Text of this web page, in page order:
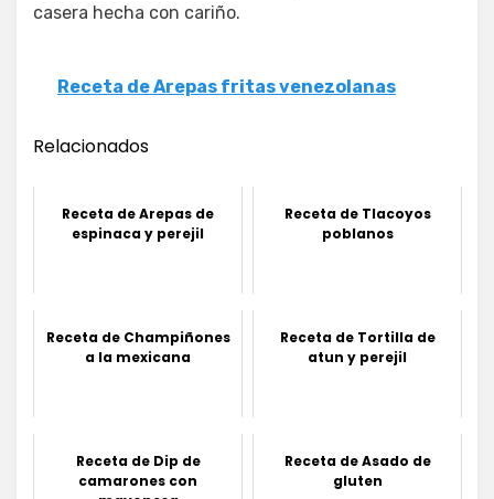
casera hecha con cariño.
Receta de Arepas fritas venezolanas
Relacionados
Receta de Arepas de
espinaca y perejil
Receta de Tlacoyos
poblanos
Receta de Champiñones
a la mexicana
Receta de Tortilla de
atun y perejil
Receta de Dip de
camarones con
Receta de Asado de
gluten